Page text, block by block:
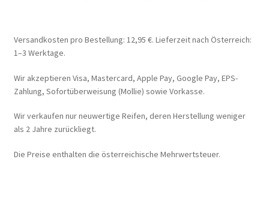
Versandkosten pro Bestellung: 12,95 €. Lieferzeit nach Österreich:
1–3 Werktage.
Wir akzeptieren Visa, Mastercard, Apple Pay, Google Pay, EPS-
Zahlung, Sofortüberweisung (Mollie) sowie Vorkasse.
Wir verkaufen nur neuwertige Reifen, deren Herstellung weniger
als 2 Jahre zurückliegt.
Die Preise enthalten die österreichische Mehrwertsteuer.